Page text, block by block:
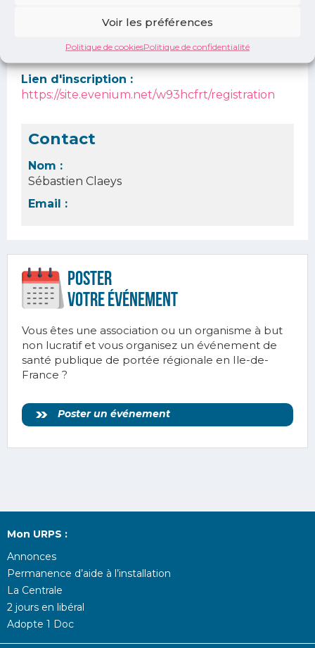
Voir les préférences
Politique de cookiesPolitique de confidentialité
En visioconférence
Lien d'inscription :
https://site.evenium.net/w93hcfrt/registration
Contact
Nom :
Sébastien Claeys
Email :
Poster
votre ÉVÉnement
Vous êtes une association ou un organisme à but
non lucratif et vous organisez un événement de
santé publique de portée régionale en Ile-de-
France ?
Poster un événement
Mon URPS :
Annonces
Permanence d’aide à l’installation
La Centrale
2 jours en libéral
Adopte 1 Doc